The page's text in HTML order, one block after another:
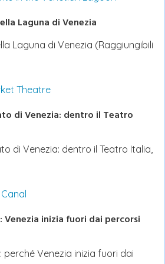
Laguna di Venezia
Laguna di Venezia (Raggiungibili
di Venezia: dentro il Teatro
di Venezia: dentro il Teatro Italia,
Venezia inizia fuori dai percorsi
perché Venezia inizia fuori dai